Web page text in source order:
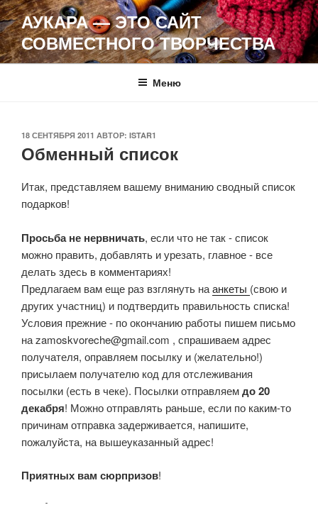
Перейти
к
содержимому
АУКАРА — ЭТО САЙТ
СОВМЕСТНОГО ТВОРЧЕСТВА
Меню
ОПУБЛИКОВАНО
18 СЕНТЯБРЯ 2011 АВТОР: ISTAR1
Обменный список
Итак, представляем вашему вниманию сводный список
подарков!
Просьба не нервничать, если что не так - список
можно править, добавлять и урезать, главное - все
делать здесь в комментариях!
Предлагаем вам еще раз взглянуть наанкеты (свою и
других участниц) и подтвердить правильность списка!
Условия прежние - по окончанию работы пишем письмо
на zamoskvoreche@gmail.com , спрашиваем адрес
получателя, оправляем посылку и (желательно!)
присылаем получателю код для отслеживания
посылки (есть в чеке). Посылки отправляемдо 20
декабря! Можно отправлять раньше, если по каким-то
причинам отправка задерживается, напишите,
пожалуйста, на вышеуказанный адрес!
Приятных вам сюрпризов!